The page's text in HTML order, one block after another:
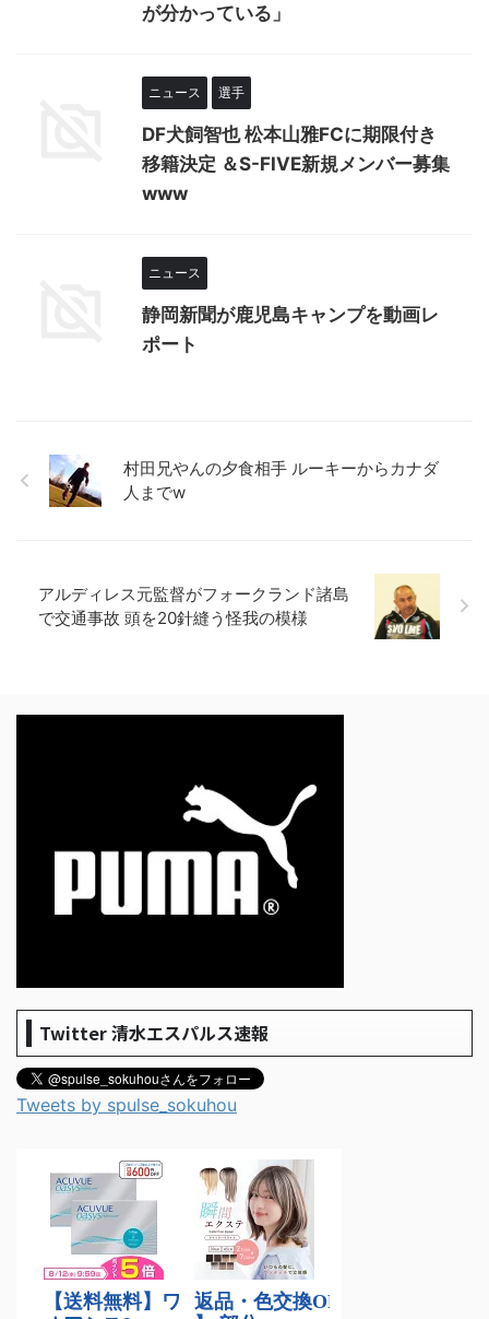
が分かっている」
ニュース 選手
DF犬飼智也 松本山雅FCに期限付き
移籍決定 ＆S-FIVE新規メンバー募集
www
ニュース
静岡新聞が鹿児島キャンプを動画レ
ポート
村田兄やんの夕食相手 ルーキーからカナダ
人までw
アルディレス元監督がフォークランド諸島
で交通事故 頭を20針縫う怪我の模様
Twitter 清水エスパルス速報
Tweets by spulse_sokuhou